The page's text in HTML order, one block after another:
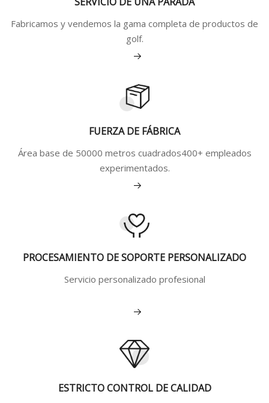
Fabricamos y vendemos la gama completa de productos de
golf.
Ver más
FUERZA DE FÁBRICA
Área base de 50000 metros cuadrados400+ empleados
experimentados.
Ver más
PROCESAMIENTO DE SOPORTE PERSONALIZADO
Servicio personalizado profesional
Ver más
ESTRICTO CONTROL DE CALIDAD